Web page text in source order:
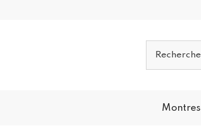
Montres